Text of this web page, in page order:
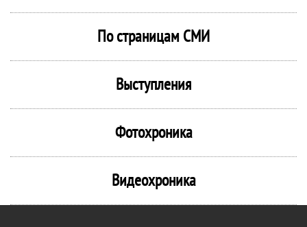
По страницам СМИ
Выступления
Фотохроника
Видеохроника